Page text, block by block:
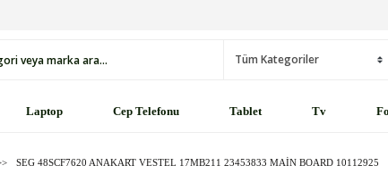
Laptop Cep Telefonu Tablet Tv
SEG 48SCF7620 ANAKART VESTEL 17MB211 23453833 MAİN BOARD 10112925